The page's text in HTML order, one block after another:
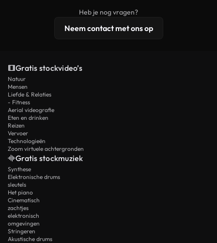
licentiebescherming omvat.
Heb je nog vragen?
Neem contact met ons op
Gratis stockvideo’s
Natuur
Mensen
Liefde & Relaties
- Fitness
Aerial videografie
Eten en drinken
Reizen
Vervoer
Technologieën
Zoom virtuele achtergronden
Gratis stockmuziek
Synthese
Elektronische drums
sleutels
Het piano
Cinematisch
zachtjes
elektronisch
omgevingen
Stringeren
Akustische drums